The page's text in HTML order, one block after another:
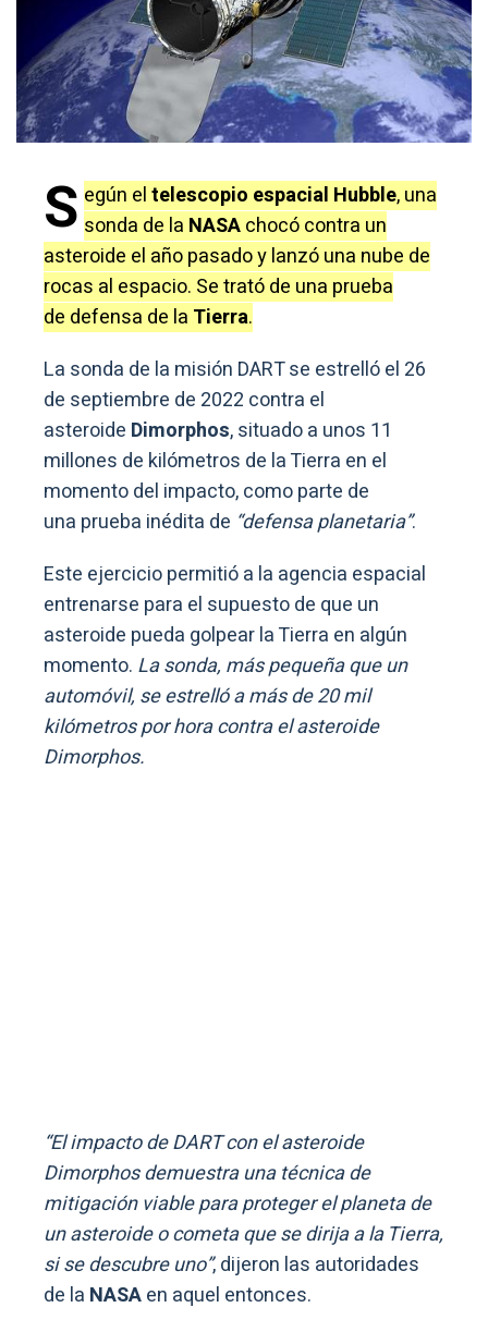
S egún eltelescopio espacial Hubble, una
sonda de la NASAchocó contra un
asteroide el año pasado y lanzó una nube de
rocas al espacio. Se trató de una prueba
de defensa de la Tierra.
La sonda de la misión DART se estrelló el 26
de septiembre de 2022 contra el
asteroide Dimorphos, situado a unos 11
millones de kilómetros de la Tierra en el
momento del impacto, como parte de
una prueba inédita de “defensa planetaria”.
Este ejercicio permitió a la agencia espacial
entrenarse para el supuesto de que un
asteroide pueda golpear la Tierra en algún
momento. La sonda, más pequeña que un
automóvil, se estrelló a más de 20 mil
kilómetros por hora contra el asteroide
Dimorphos.
“El impacto de DART con el asteroide
Dimorphos demuestra una técnica de
mitigación viable para proteger el planeta de
un asteroide o cometa que se dirija a la Tierra,
si se descubre uno”, dijeron las autoridades
de la NASAen aquel entonces.